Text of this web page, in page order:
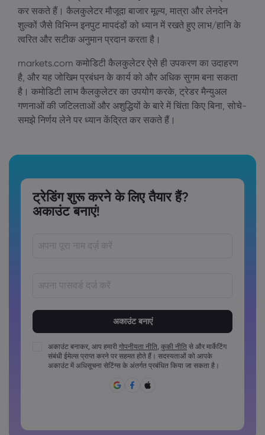
कर सकते हैं। कैलकुलेटर मौजूदा बाजार मूल्य, मात्रा और लेनदेन
शुल्कों जैसे विभिन्न इनपुट मापदंडों को ध्यान में रखते हुए लाभ/हानि के
त्वरित और सटीक अनुमान प्रदान करता है।
markets.com कमोडिटी कैलकुलेटर ऐसे ही उपकरण का उदाहरण
है, और यह जोखिम प्रबंधन के कार्य को और अधिक सुगम बना सकता
है। कमोडिटी लाभ कैलकुलेटर का उपयोग करके, ट्रेडर मैन्युअल
गणनाओं की जटिलताओं और अशुद्धियों के बारे में चिंता किए बिना, सोचे-
समझे निर्णय लेने पर ध्यान केंद्रित कर सकते हैं।
ट्रेडिंग शुरू करने के लिए तैयार हैं?
अकाउंट बनाएं!
पासवर्डों में कम से कम 1 अपरकेस कैरेक्टर अवश्य होना चाहिए
पासवर्डों में कम से कम 1 लोअरकेस कैरेक्टर अवश्य होना चाहिए
पासवर्ड का साझा रूप से उपयोग नहीं किया जा सकता
अकाउंट बनाकर, आप हमारी गोपनीयता नीति, कुकी नीति से और मार्केटिंग
संबंधी ईमेल्स प्राप्त करने पर सहमत होते हैं। सदस्यताओं को आपके
अकाउंट में अधिसूचना सेटिंग्स के अंतर्गत प्रबंधित किया जा सकता है।